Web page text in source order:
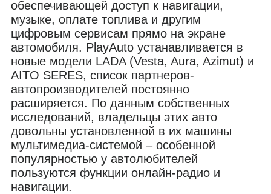
обеспечивающей доступ к навигации,
музыке, оплате топлива и другим
цифровым сервисам прямо на экране
автомобиля. PlayAuto устанавливается в
новые модели LADA (Vesta, Aura, Azimut) и
AITO SERES, список партнеров-
автопроизводителей постоянно
расширяется. По данным собственных
исследований, владельцы этих авто
довольны установленной в их машины
мультимедиа-системой – особенной
популярностью у автолюбителей
пользуются функции онлайн-радио и
навигации.